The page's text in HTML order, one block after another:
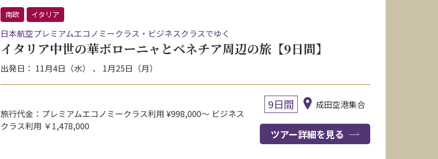
南欧
イタリア
日本航空プレミアムエコノミークラス・ビジネスクラスでゆく
イタリア中世の華ボローニャとベネチア周辺の旅【9日間】
出発日： 11月4日（水） 、 1月25日（月）
旅行代金：プレミアムエコノミークラス利用 ¥998,000〜 ビジネス
クラス利用 ￥1,478,000
9日間 成田空港集合
ツアー詳細を見る